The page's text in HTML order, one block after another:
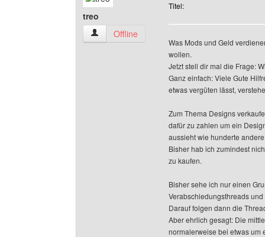
treo
treo Benutzer-Profile anzeigen
Offline
Titel:
Was Mods und Geld
wollen.
Jetzt stell dir mal die Frage:
Ganz einfach: Viele Gute
etwas vergüten lässt,
Zum Thema Designs
dafür zu zahlen um ein
aussieht wie hunderte
Bisher hab ich zumindest
zu kaufen.
Bisher sehe ich nur einen
Verabschiedungsthreads
Darauf folgen dann die
Aber ehrlich gesagt: Die
normalerweise bei etwas um